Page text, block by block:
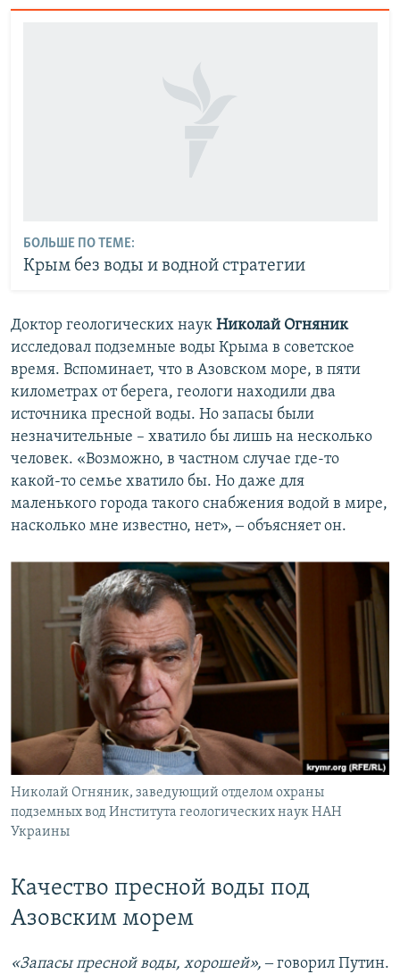
БОЛЬШЕ ПО ТЕМЕ:
Крым без воды и водной стратегии
Доктор геологических наук Николай Огняник
исследовал подземные воды Крыма в советское
время. Вспоминает, что в Азовском море, в пяти
километрах от берега, геологи находили два
источника пресной воды. Но запасы были
незначительные – хватило бы лишь на несколько
человек. «Возможно, в частном случае где-то
какой-то семье хватило бы. Но даже для
маленького города такого снабжения водой в мире,
насколько мне известно, нет», ‒ объясняет он.
Николай Огняник, заведующий отделом охраны
подземных вод Института геологических наук НАН
Украины
Качество пресной воды под
Азовским морем
«Запасы пресной воды, хорошей», ‒ говорил Путин.